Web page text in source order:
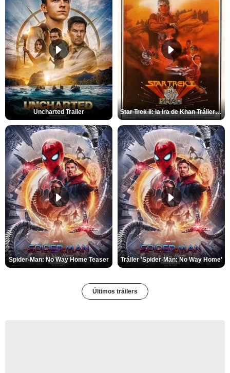
Uncharted Trailer Star Trek II: la ira de Khan Tráiler VO
Spider-Man: No Way Home Teaser Tráiler 'Spider-Man: No Way Home'
Últimos tráilers